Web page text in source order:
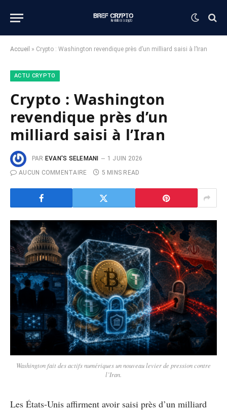
Accueil » Crypto : Washington revendique près d’un milliard saisi à l’Iran
ACTU CRYPTO
Crypto : Washington
revendique près d’un
milliard saisi à l’Iran
PAR EVAN'S SELEMANI
1 JUIN 2026
AUCUN COMMENTAIRE
5 MINS READ
Washington fait des actifs numériques un nouveau levier de pression contre
l’Iran.
Les États-Unis affirment avoir saisi près d’un milliard